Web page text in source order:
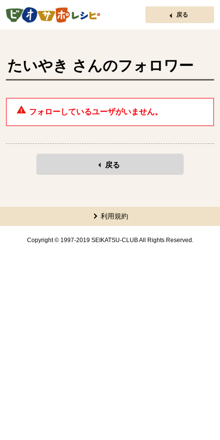
ページの先頭です。
戻る
たいやき さんのフォロワー
フォローしているユーザがいません。
戻る
ここから共通フッターメニューです。
利用規約
Copyright © 1997-2019 SEIKATSU-CLUB All Rights Reserved.